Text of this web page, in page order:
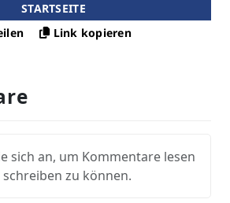
STARTSEITE
Link kopieren
sich an, um Kommentare lesen
zu können.